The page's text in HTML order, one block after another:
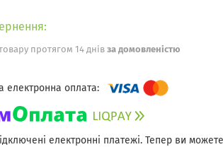
протягом 14 днів за домовленістю
електронні платежі. Тепер ви